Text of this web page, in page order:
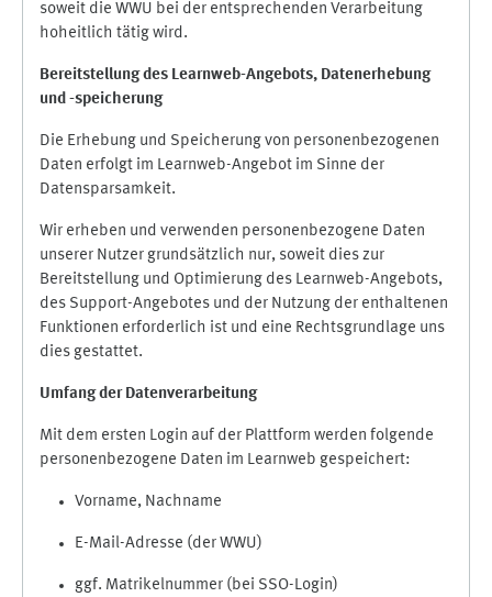
soweit die WWU bei der entsprechenden Verarbeitung
hoheitlich tätig wird.
Bereitstellung des Learnweb-Angebots, Datenerhebung
und -speicherung
Die Erhebung und Speicherung von personenbezogenen
Daten erfolgt im Learnweb-Angebot im Sinne der
Datensparsamkeit.
Wir erheben und verwenden personenbezogene Daten
unserer Nutzer grundsätzlich nur, soweit dies zur
Bereitstellung und Optimierung des Learnweb-Angebots,
des Support-Angebotes und der Nutzung der enthaltenen
Funktionen erforderlich ist und eine Rechtsgrundlage uns
dies gestattet.
Umfang der Datenverarbeitung
Mit dem ersten Login auf der Plattform werden folgende
personenbezogene Daten im Learnweb gespeichert:
Vorname, Nachname
E-Mail-Adresse (der WWU)
ggf. Matrikelnummer (bei SSO-Login)